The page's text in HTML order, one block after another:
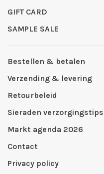
GIFT CARD
SAMPLE SALE
Bestellen & betalen
Verzending & levering
Retourbeleid
Sieraden verzorgingstips
Markt agenda 2026
Contact
Privacy policy